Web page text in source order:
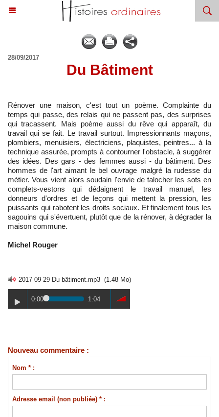
28/09/2017
​Du Bâtiment
Rénover une maison, c'est tout un poème. Complainte du
temps qui passe, des relais qui ne passent pas, des surprises
qui tracassent. Mais poème aussi du rêve qui apparaît, du
travail qui se fait. Le travail surtout. Impressionnants maçons,
plombiers, menuisiers, électriciens, plaquistes, peintres... à la
technique assurée, prompts à contourner l'obstacle, à suggérer
des idées. Des gars - des femmes aussi - du bâtiment. Des
hommes de l'art aimant le bel ouvrage malgré la rudesse du
métier. Vous vient alors soudain l'envie de talocher les sots en
complets-vestons qui dédaignent le travail manuel, les
donneurs d'ordres et de leçons qui mettent la pression, les
puissants qui rabotent les droits sociaux. Et finalement tous les
sagouins qui s'évertuent, plutôt que de la rénover, à dégrader la
maison commune.
Michel Rouger
2017 09 29 Du bâtiment.mp3 (1.48 Mo)
0:00 1:04
Nouveau commentaire :
Nom * :
Adresse email (non publiée) * :